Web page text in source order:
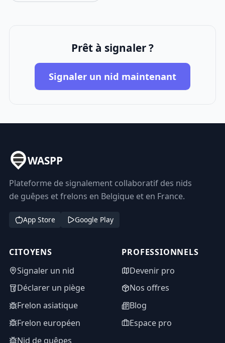
Prêt à signaler ?
Signaler un nid maintenant
WASPP
Plateforme de signalement collaboratif des nids
de guêpes et frelons en Belgique et en France.
App Store Google Play
CITOYENS
Signaler un nid
Déclarer un piège
Frelon asiatique
Frelon européen
Nid de guêpes
PROFESSIONNELS
Devenir pro
Nos offres
Blog
Espace pro